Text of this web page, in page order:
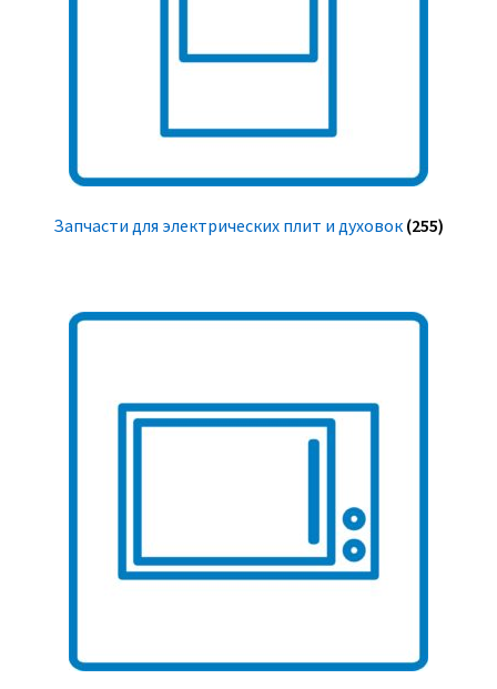
Запчасти для электрических плит и духовок (255)